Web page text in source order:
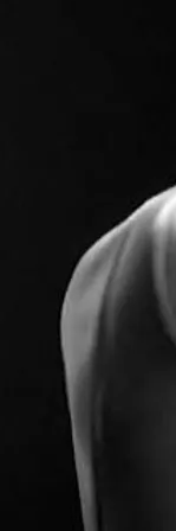
debuta como
con
días su ya
de estrenar
y Mariola
Cuatro,
actriz. Se llama